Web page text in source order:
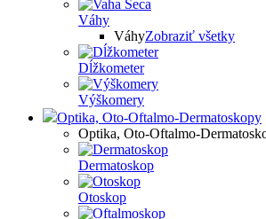
Váhy
VáhyZobraziť všetky
Dĺžkometer
Výškomery
Optika, Oto-Oftalmo-Dermatoskopy
Optika, Oto-Oftalmo-
Dermatoskop
Otoskop